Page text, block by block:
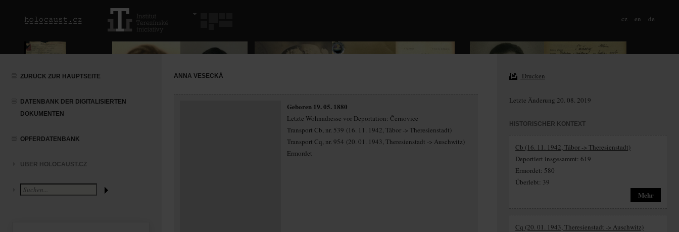
cz en de
ZURÜCK ZUR HAUPTSEITE
DATENBANK DER DIGITALISIERTEN
DOKUMENTEN
OPFERDATENBANK
ÜBER HOLOCAUST.CZ
ANNA VESECKÁ
Geboren 19. 05. 1880
Letzte Wohnadresse vor Deportation: Černovice
Transport Cb, nr. 539 (16. 11. 1942, Tábor -> Theresienstadt)
Transport Cq, nr. 954 (20. 01. 1943, Theresienstadt -> Auschwitz)
Ermordet
Drucken
Letzte Änderung 20. 08. 2019
HISTORISCHER KONTEXT
Cb (16. 11. 1942, Tábor -> Theresienstadt)
Deportiert insgesammt: 619
Ermordet: 580
Überlebt: 39
Mehr
Cq (20. 01. 1943, Theresienstadt -> Auschwitz)